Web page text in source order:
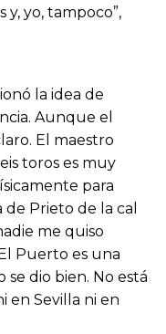
yo, tampoco”,
la idea de
Aunque el
El maestro
toros es muy
para
Prieto de la cal
me quiso
Puerto es una
dio bien. No está
en Sevilla ni en